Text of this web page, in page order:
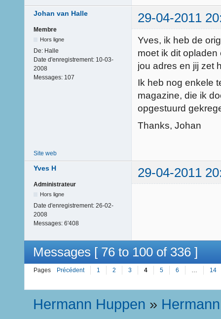
Johan van Halle 29-04-2011
Membre
Hors ligne
De: Halle
Date d'enregistrement: 10-03-
2008
Messages: 107
Yves, ik heb de
moet ik dit opladen
jou adres en jij zet
Ik heb nog enkele
magazine, die ik
opgestuurd
Thanks, Johan
Site web
Yves H 29-04-2011
Administrateur
Hors ligne
Date d'enregistrement: 26-02-
2008
Messages: 6'408
Messages [ 76 to 100 of 336 ]
Pages Précédent 1 2 3 4 5 6 14
Hermann Huppen » Hermann